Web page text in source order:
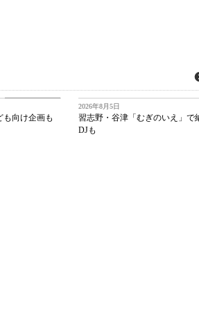
向け企画も
2026年8月5日
習志野・谷津「むぎのいえ」
DJも